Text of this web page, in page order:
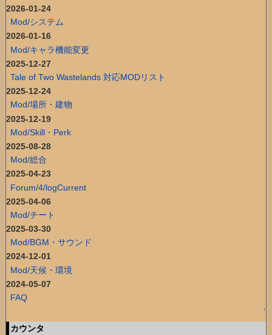
2026-01-24
Mod/システム
2026-01-16
Mod/キャラ機能変更
2025-12-27
Tale of Two Wastelands 対応MODリスト
2025-12-24
Mod/場所・建物
2025-12-19
Mod/Skill・Perk
2025-08-28
Mod/総合
2025-04-23
Forum/4/logCurrent
2025-04-06
Mod/チート
2025-03-30
Mod/BGM・サウンド
2024-12-01
Mod/天候・環境
2024-05-07
FAQ
↑
カウンタ